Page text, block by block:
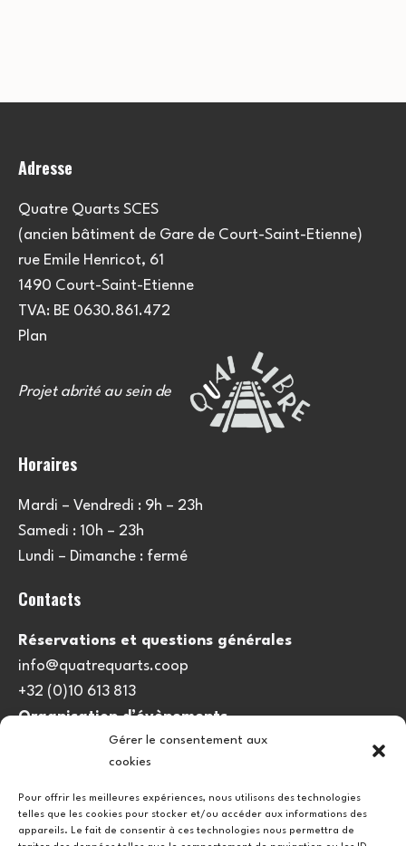
Gérer le consentement aux
cookies
Pour offrir les meilleures expériences, nous utilisons des technologies
telles que les cookies pour stocker et/ou accéder aux informations des
appareils. Le fait de consentir à ces technologies nous permettra de
l
t
e
m
n
t
s
Adresse
Quatre Quarts SCES
(ancien bâtiment de Gare de Court-Saint-Etienne)
rue Emile Henricot, 61
1490 Court-Saint-Etienne
TVA: BE 0630.861.472
Plan
Projet abrité au sein de
Horaires
Mardi – Vendredi : 9h – 23h
Samedi : 10h – 23h
Lundi – Dimanche : fermé
Contacts
Réservations et questions générales
info@quatrequarts.coop
+32 (0)10 613 813
Organisation d’évènements
viedulieu@quatrequarts.coop
Politique de cookies (UE)